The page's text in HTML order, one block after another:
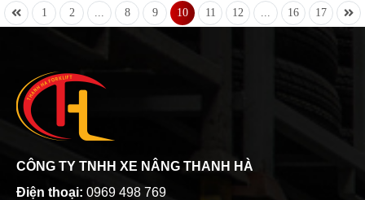
1 2 8 9 10 11 12 16 17
CÔNG TY TNHH XE NÂNG THANH HÀ
Điện thoại: 0969 498 769